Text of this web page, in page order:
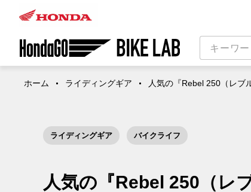
ホーム ライディングギア 人気の『Rebel 250（レブ
ライディングギア バイクライフ
人気の『Rebel 250（レ